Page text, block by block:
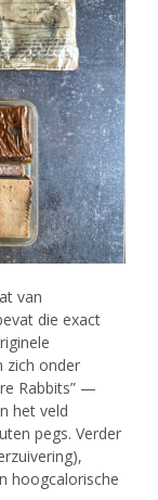
van
die exact
zich onder
Rabbits” —
het veld
pegs. Verder
hoogcalorische